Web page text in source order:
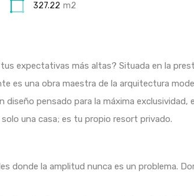
327.22 m2
expectativas más altas? Situada en la
es una obra maestra de la arquitectura
diseño pensado para la máxima exclusividad,
una casa; es tu propio resort privado.
donde la amplitud nunca es un problema.